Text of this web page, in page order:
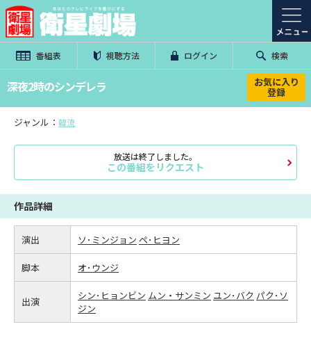
番組表 視聴方法 ログイン 検索
深夜2時のシンデレラ お気に入り
登録
ジャンル： 韓流
放送は終了しました。
この番組をリクエスト
作品詳細
演出 ソ･ミンジョン ペ･ヒヨン
脚本 オ･ウンジ
出演 シン･ヒョンビン ムン・サンミン ユン･バク パク･ソ
ジン